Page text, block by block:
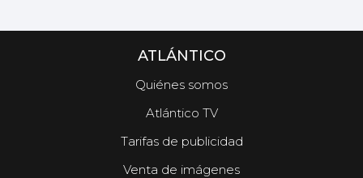
ATLÁNTICO
Quiénes somos
Atlántico TV
Tarifas de publicidad
Venta de imágenes